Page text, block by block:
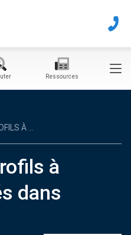
Ressources
À ...
à
dans